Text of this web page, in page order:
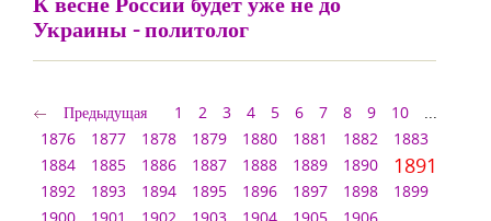
Украины - политолог
Предыдущая 1 2 3 4 5 6 7 8 9 10
...
1876
1877 1878 1879 1880 1881 1882
1883
1884
1885 1886 1887 1888 1889 1890 1891
1892 1893 1894 1895 1896 1897 1898
1899